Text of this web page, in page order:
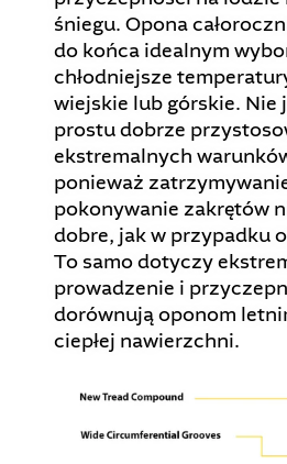
śniegu. Opona
do końca idealnym
chłodniejsze
wiejskie lub górskie. Nie
prostu dobrze
ekstremalnych
ponieważ
pokonywanie zakrętów
dobre, jak w przypadku
To samo dotyczy
prowadzenie i
dorównują oponom
ciepłej nawierzchni.